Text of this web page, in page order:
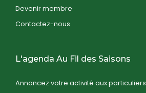
Devenir membre
Contactez-nous
L'agenda Au Fil des Saisons
Annoncez votre activité aux particuliers